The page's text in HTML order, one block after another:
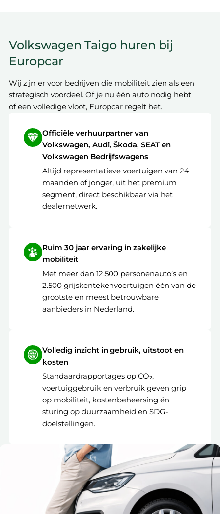
Volkswagen Taigo huren bij
Europcar
Wij zijn er voor bedrijven die mobiliteit zien als een
strategisch voordeel. Of je nu één auto nodig hebt
of een volledige vloot, Europcar regelt het.
Officiële verhuurpartner van
Volkswagen, Audi, Škoda, SEAT en
Volkswagen Bedrijfswagens
Altijd representatieve voertuigen van 24
maanden of jonger, uit het premium
segment, direct beschikbaar via het
dealernetwerk.
Ruim 30 jaar ervaring in zakelijke
mobiliteit
Met meer dan 12.500 personenauto’s en
2.500 grijskentekenvoertuigen één van de
grootste en meest betrouwbare
aanbieders in Nederland.
Volledig inzicht in gebruik, uitstoot en
kosten
Standaardrapportages op CO₂,
voertuiggebruik en verbruik geven grip
op mobiliteit, kostenbeheersing én
sturing op duurzaamheid en SDG-
doelstellingen.